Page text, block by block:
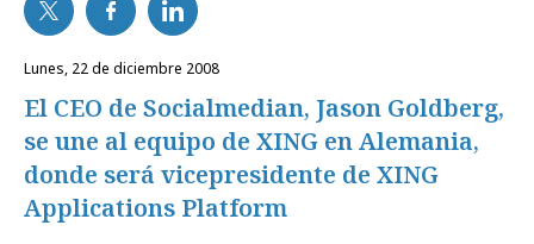
lunes, 22 de diciembre 2008
El CEO de Socialmedian, Jason Goldberg,
se une al equipo de XING en Alemania,
donde será vicepresidente de XING
Applications Platform